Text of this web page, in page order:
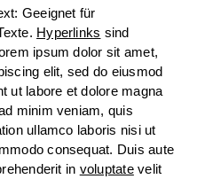
Geeignet für
Hyperlinks sind
ipsum dolor sit amet,
elit, sed do eiusmod
ut labore et dolore magna
minim veniam, quis
ullamco laboris nisi ut
consequat. Duis aute
in voluptatevelit